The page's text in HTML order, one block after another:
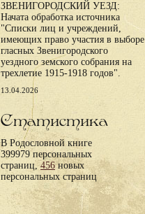
ЗВЕНИГОРОДСКИЙ УЕЗД:
Начата обработка источника
"Списки лиц и учреждений,
имеющих право участия в выборе
гласных Звенигородского
уездного земского собрания на
трехлетие 1915-1918 годов".
13.04.2026
Статистика
В Родословной книге
399979 персональных
страниц,456новых
персональных страниц